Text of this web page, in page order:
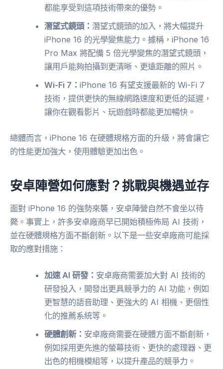
都能享受到這項技術帶來的優勢。
潛望式鏡頭： 潛望式鏡頭的加入，將大幅提升
iPhone 16 的光學變焦能力。據稱，iPhone 16
Pro Max 將配備 5 倍光學變焦的潛望式鏡頭，
讓用戶能夠拍攝到更清晰、更遠距離的照片。
Wi-Fi 7：iPhone 16 有望支援最新的 Wi-Fi 7
技術，提供更快的無線網路速度和更低的延遲，
讓你在觀看影片、玩遊戲時都能更加暢快。
總體而言，iPhone 16 在硬體規格方面的升級，將會讓它
的性能更加強大，使用體驗更加出色。
安卓陣營如何應對？挑戰與機遇並存
面對 iPhone 16 的強勢來襲，安卓陣營自然不會坐以待
斃。事實上，許多安卓廠商早已開始積極佈局 AI 技術，
並在硬體規格方面不斷創新。以下是一些安卓廠商可能採
取的應對措施：
加速 AI 研發： 安卓廠商需要加大對 AI 技術的
研發投入，開發出更具競爭力的 AI 功能，例如
更智慧的語音助理、更強大的 AI 相機、更個性
化的推薦系統等。
硬體創新： 安卓廠商需要在硬體方面不斷創新，
例如採用更先進的螢幕技術、更快的處理器、更
出色的相機模組等，以提升產品的競爭力。